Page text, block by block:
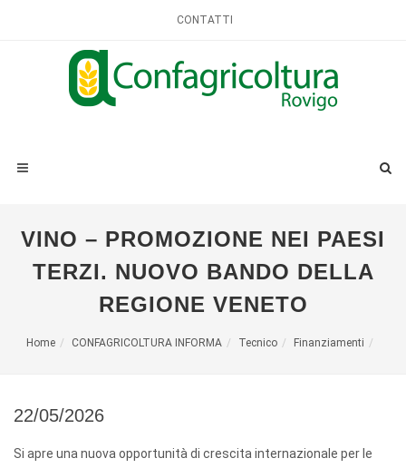
CONTATTI
VINO – PROMOZIONE NEI PAESI
TERZI. NUOVO BANDO DELLA
REGIONE VENETO
Home CONFAGRICOLTURA INFORMA Tecnico Finanziamenti
22/05/2026
Si apre una nuova opportunità di crescita internazionale per le